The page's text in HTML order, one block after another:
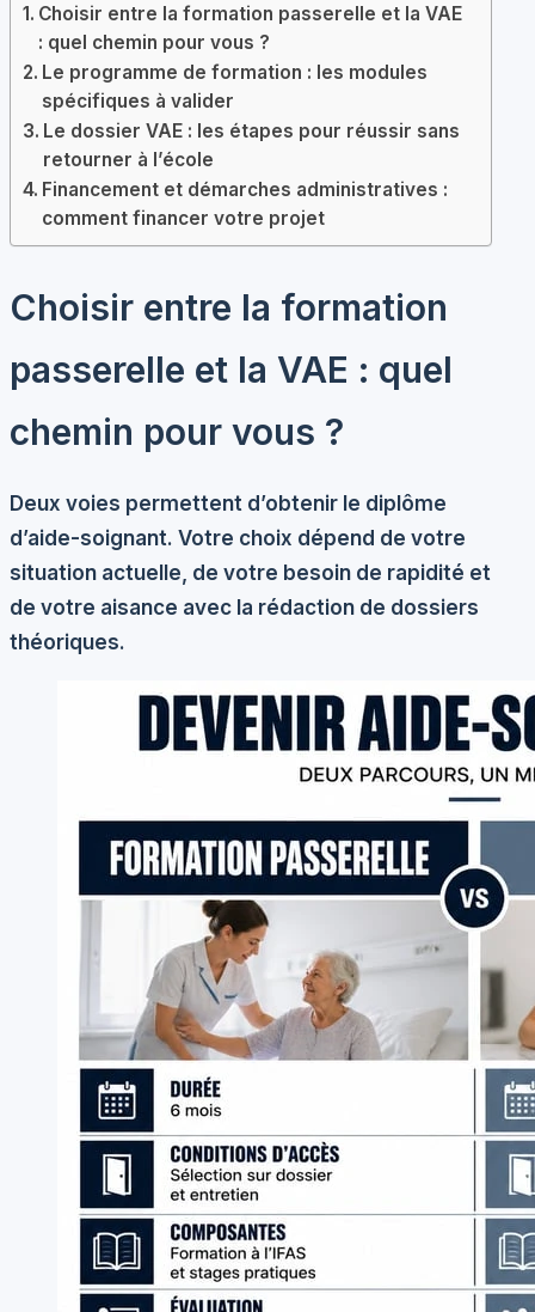
Choisir entre la formation passerelle et la VAE
: quel chemin pour vous ?
Le programme de formation : les modules
spécifiques à valider
Le dossier VAE : les étapes pour réussir sans
retourner à l’école
Financement et démarches administratives :
comment financer votre projet
Choisir entre la formation
passerelle et la VAE : quel
chemin pour vous ?
Deux voies permettent d’obtenir le diplôme
d’aide-soignant. Votre choix dépend de votre
situation actuelle, de votre besoin de rapidité et
de votre aisance avec la rédaction de dossiers
théoriques.